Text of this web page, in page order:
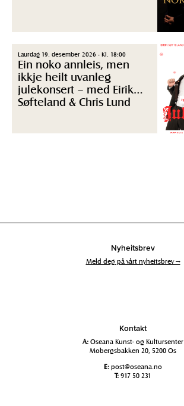
Laurdag 19. desember 2026 - Kl. 18:00
Ein noko annleis, men
ikkje heilt uvanleg
julekonsert – med Eirik
Søfteland & Chris Lund
Nyheitsbrev
Meld deg på vårt nyheitsbrev →
Kontakt
A: Oseana Kunst- og Kultursenter
Mobergsbakken 20, 5200 Os
E: post@oseana.no
T: 917 50 231